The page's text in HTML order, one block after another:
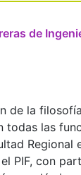
de
de la
todas las
Regional
PIF, con